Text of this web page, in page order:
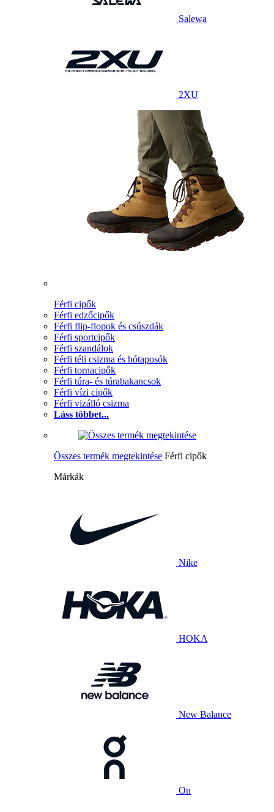
Salewa
2XU
Férfi cipők
Férfi edzőcipők
Férfi flip-flopok és csúszdák
Férfi sportcipők
Férfi szandálok
Férfi téli csizma és hótaposók
Férfi tornacipők
Férfi túra- és túrabakancsok
Férfi vízi cipők
Férfi vizálló csizma
Láss többet...
Összes termék megtekintése Férfi cipők
Márkák
Nike
HOKA
New Balance
On